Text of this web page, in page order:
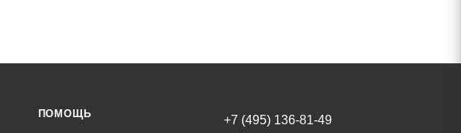
ПОМОЩЬ +7 (495) 136-81-49